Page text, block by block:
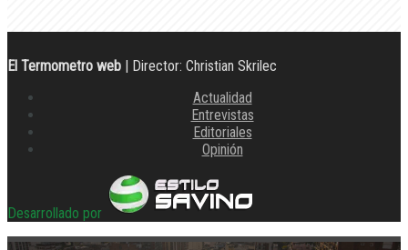
El Termometro web | Director: Christian Skrilec
Actualidad
Entrevistas
Editoriales
Opinión
Desarrollado por